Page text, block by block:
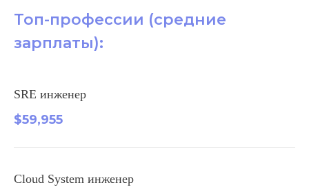
Топ-профессии (средние
зарплаты):
SRE инженер
$59,955
Cloud System инженер